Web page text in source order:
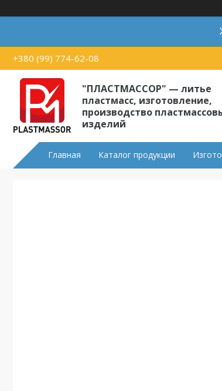
+380 (99) 774-62-08
"ПЛАСТМАССОР" — литье
пластмасс, изготовление,
производство
изделий
Главная Каталог продукции